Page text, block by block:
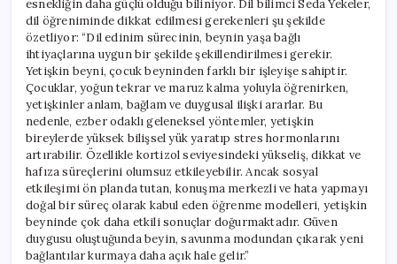
esnekliğin daha güçlü olduğu biliniyor. Dil bilimci Seda Yekeler,
dil öğreniminde dikkat edilmesi gerekenleri şu şekilde
özetliyor: “Dil edinim sürecinin, beynin yaşa bağlı
ihtiyaçlarına uygun bir şekilde şekillendirilmesi gerekir.
Yetişkin beyni, çocuk beyninden farklı bir işleyişe sahiptir.
Çocuklar, yoğun tekrar ve maruz kalma yoluyla öğrenirken,
yetişkinler anlam, bağlam ve duygusal ilişki ararlar. Bu
nedenle, ezber odaklı geleneksel yöntemler, yetişkin
bireylerde yüksek bilişsel yük yaratıp stres hormonlarını
artırabilir. Özellikle kortizol seviyesindeki yükseliş, dikkat ve
hafıza süreçlerini olumsuz etkileyebilir. Ancak sosyal
etkileşimi ön planda tutan, konuşma merkezli ve hata yapmayı
doğal bir süreç olarak kabul eden öğrenme modelleri, yetişkin
beyninde çok daha etkili sonuçlar doğurmaktadır. Güven
duygusu oluştuğunda beyin, savunma modundan çıkarak yeni
bağlantılar kurmaya daha açık hale gelir.”